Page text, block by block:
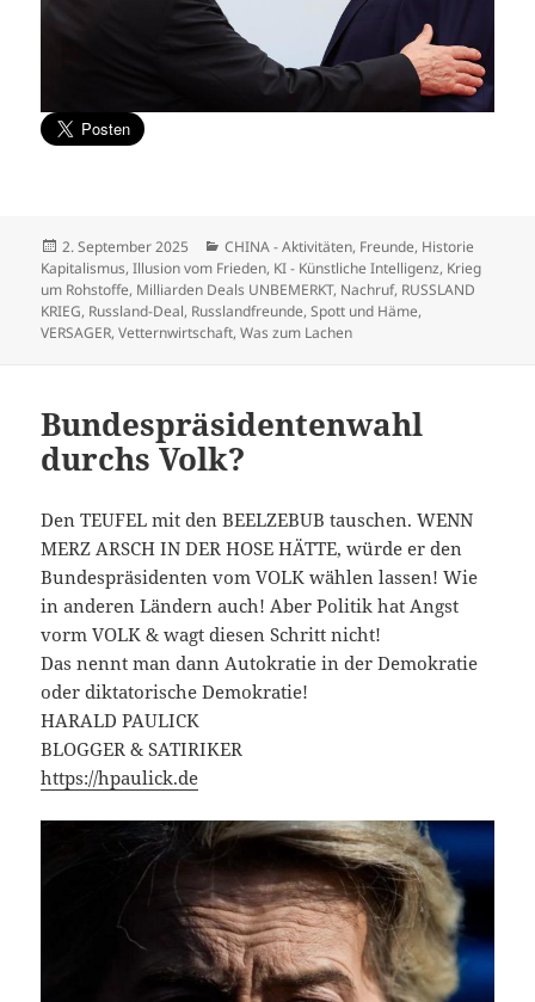
Veröffentlicht
am
2. September 2025 Kategorien
CHINA - Aktivitäten, Freunde, Historie
Kapitalismus,Illusion vom Frieden, KI - Künstliche Intelligenz, Krieg
um Rohstoffe, Milliarden Deals UNBEMERKT, Nachruf, RUSSLAND
KRIEG, Russland-Deal, Russlandfreunde,Spott und Häme,
VERSAGER,Vetternwirtschaft,Was zum Lachen
Bundespräsidentenwahl
durchs Volk?
Den TEUFEL mit den BEELZEBUB tauschen. WENN
MERZ ARSCH IN DER HOSE HÄTTE, würde er den
Bundespräsidenten vom VOLK wählen lassen! Wie
in anderen Ländern auch! Aber Politik hat Angst
vorm VOLK & wagt diesen Schritt nicht!
Das nennt man dann Autokratie in der Demokratie
oder diktatorische Demokratie!
HARALD PAULICK
BLOGGER & SATIRIKER
https://hpaulick.de